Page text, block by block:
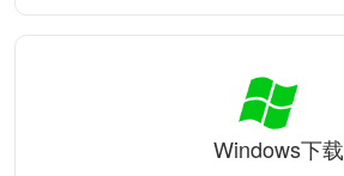
Windows下载